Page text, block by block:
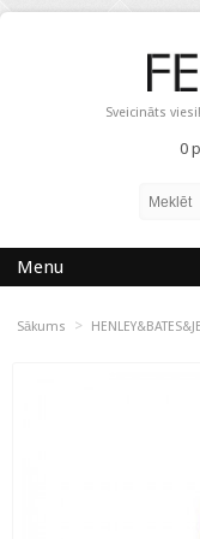
Sveicināts
0
Menu
Sākums >